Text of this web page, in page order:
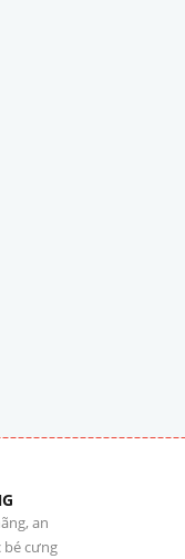
an
bé cưng